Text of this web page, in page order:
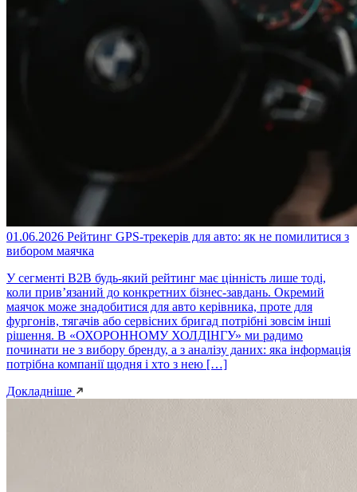
01.06.2026 Рейтинг GPS-трекерів для авто: як не помилитися з
вибором маячка
У сегменті B2B будь-який рейтинг має цінність лише тоді,
коли прив’язаний до конкретних бізнес-завдань. Окремий
маячок може знадобитися для авто керівника, проте для
фургонів, тягачів або сервісних бригад потрібні зовсім інші
рішення. В «ОХОРОННОМУ ХОЛДІНГУ» ми радимо
починати не з вибору бренду, а з аналізу даних: яка інформація
потрібна компанії щодня і хто з нею […]
Докладніше